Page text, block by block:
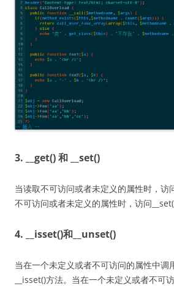
3. __get() 和 __set()
当读取不可访问或者未定义的属性时，访
不可访问或者未定义的属性时，访问
4. __isset()和__unset()
当在一个未定义或者不可访问的属性中调
__isset()方法。当在一个未定义或者不可